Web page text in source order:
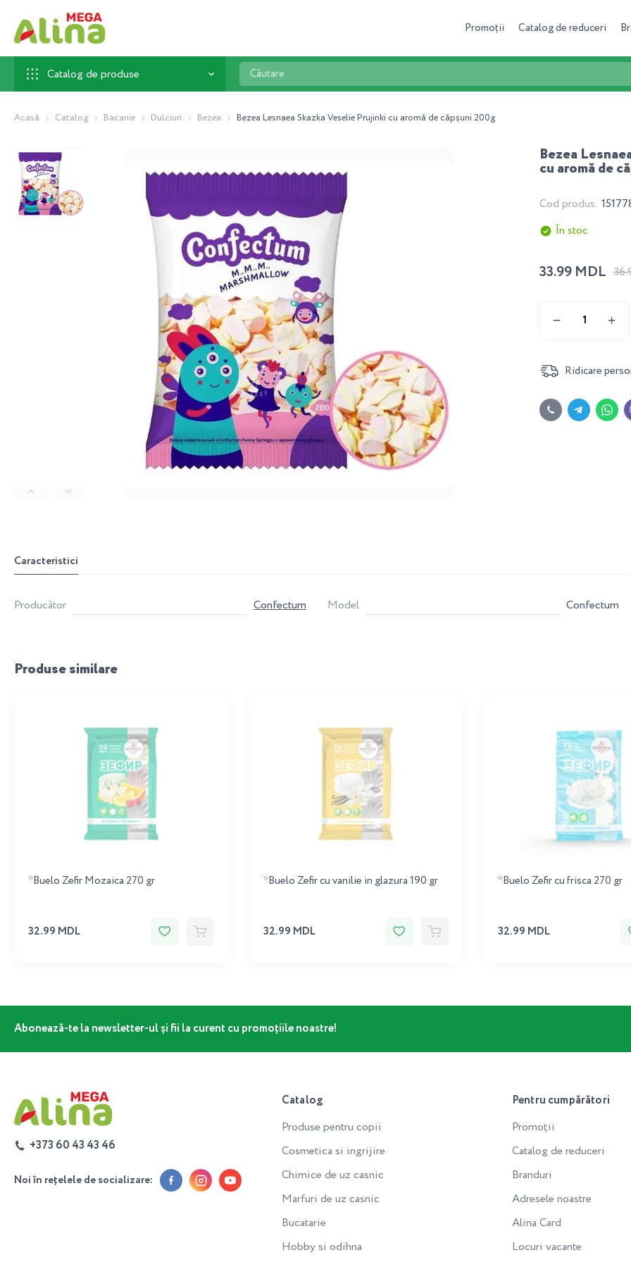
Promoții Catalog de reduceri
Catalog de produse
Căutare
...
Acasă Catalog Bacanie Dulciuri Bezea Bezea Lesnaea Skazka Veselie Prujinki cu aromă de căpșuni 200g
Bezea
cu aromă de
Cod produs:
În stoc
33.99 MDL
Ridicare
Caracteristici
Producător Confectum Model Confectum
Produse similare
*Buelo Zefir Mozaica 270 gr
32.99 MDL
*Buelo Zefir cu vanilie in glazura 190 gr
32.99 MDL
*Buelo Zefir cu frisca 270 gr
32.99 MDL
Abonează-te la newsletter-ul și fii la curent cu promoțiile noastre!
+373 60 43 43 46
Noi în rețelele de socializare:
Catalog
Produse pentru copii
Cosmetica si ingrijire
Chimice de uz casnic
Marfuri de uz casnic
Bucatarie
Hobby si odihna
Pentru cumpărători
Promoții
Catalog de reduceri
Branduri
Adresele noastre
Alina Card
Locuri vacante